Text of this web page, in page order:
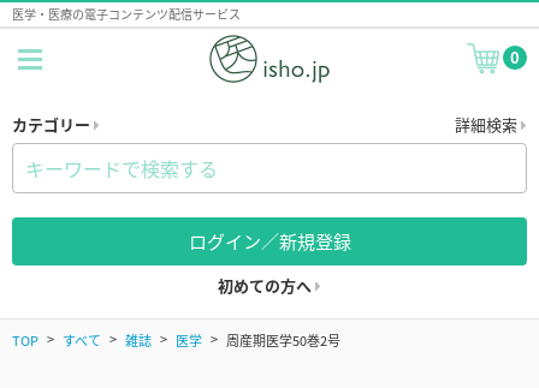
医学・医療の電子コンテンツ配信サービス
0
カテゴリー 詳細検索
ログイン／新規登録
初めての方へ
TOP すべて 雑誌 医学 周産期医学50巻2号